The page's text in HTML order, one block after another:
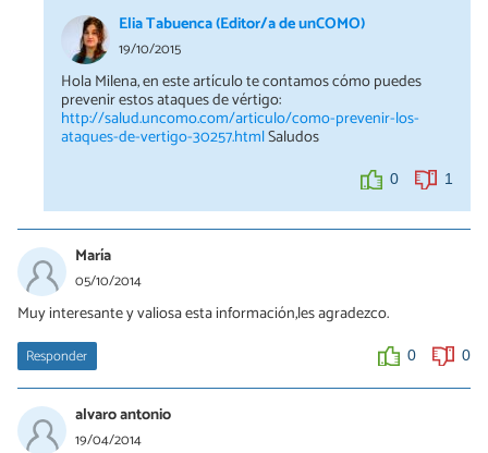
Elia Tabuenca (Editor/a de unCOMO)
19/10/2015
Hola Milena, en este artículo te contamos cómo puedes
prevenir estos ataques de vértigo:
http://salud.uncomo.com/articulo/como-prevenir-los-
ataques-de-vertigo-30257.htmlSaludos
0 1
María
05/10/2014
Muy interesante y valiosa esta información,les agradezco.
Responder 0 0
alvaro antonio
19/04/2014